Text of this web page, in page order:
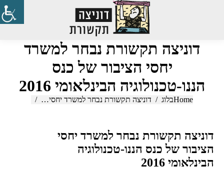
Search:
דוניצה תקשורת נבחר למשרד
יחסי הציבור של כנס
הננו-טכנולוגיה הבינלאומי 2016
You are here:
Homeבלוג דוניצה תקשורת נבחר למשרד יחסי…
דוניצה תקשורת נבחר למשרד יחסי
הציבור של כנס הננו-טכנולוגיה
הבינלאומי 2016